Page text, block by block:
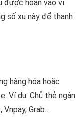
được hoàn vào ví
số xu này để thanh
hàng hóa hoặc
Ví dụ: Chủ thẻ ngân
Grab…